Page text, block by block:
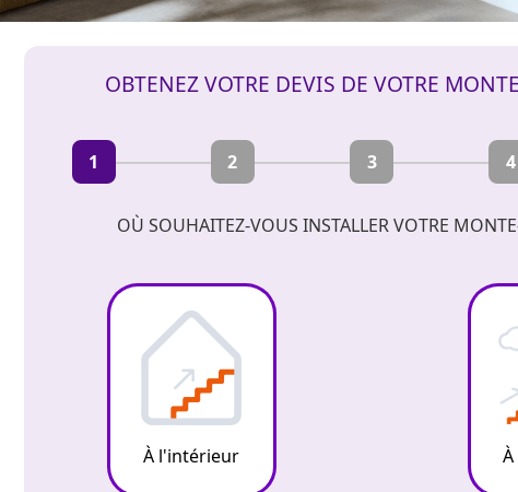
OBTENEZ VOTRE DEVIS DE VOTRE
1 2 3 4
OÙ SOUHAITEZ-VOUS INSTALLER VOTRE
À l'intérieur